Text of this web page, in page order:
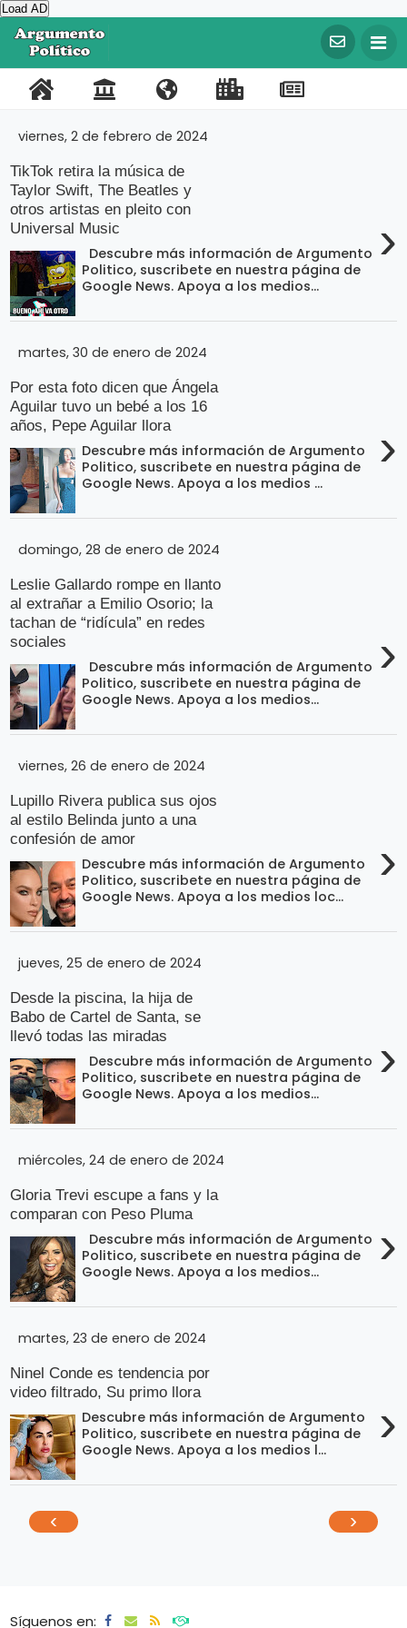
Load AD
t
a
l
t
a
c
t
o
t
r
o
k
s
I
m
o
a
n
t
e
s
Términos
Política y
Privacidad
s
t
r
t
e
b
o
o
t
t
e
r
g
h
t
2
0
2
0
A
r
g
u
m
o
P
o
l
t
i
c
o
viernes, 2 de febrero de 2024
TikTok retira la música de
Taylor Swift, The Beatles y
otros artistas en pleito con
Universal Music
›
Descubre más información de Argumento
Politico, suscribete en nuestra página de
Google News. Apoya a los medios...
martes, 30 de enero de 2024
Por esta foto dicen que Ángela
Aguilar tuvo un bebé a los 16
años, Pepe Aguilar llora
›
Descubre más información de Argumento
Politico, suscribete en nuestra página de
Google News. Apoya a los medios ...
domingo, 28 de enero de 2024
Leslie Gallardo rompe en llanto
al extrañar a Emilio Osorio; la
tachan de “ridícula” en redes
sociales
›
Descubre más información de Argumento
Politico, suscribete en nuestra página de
Google News. Apoya a los medios...
viernes, 26 de enero de 2024
Lupillo Rivera publica sus ojos
al estilo Belinda junto a una
confesión de amor
›
Descubre más información de Argumento
Politico, suscribete en nuestra página de
Google News. Apoya a los medios loc...
jueves, 25 de enero de 2024
Desde la piscina, la hija de
Babo de Cartel de Santa, se
llevó todas las miradas
›
Descubre más información de Argumento
Politico, suscribete en nuestra página de
Google News. Apoya a los medios...
miércoles, 24 de enero de 2024
Gloria Trevi escupe a fans y la
comparan con Peso Pluma
›
Descubre más información de Argumento
Politico, suscribete en nuestra página de
Google News. Apoya a los medios...
martes, 23 de enero de 2024
Ninel Conde es tendencia por
video filtrado, Su primo llora
›
Descubre más información de Argumento
Politico, suscribete en nuestra página de
Google News. Apoya a los medios l...
‹ ›
Síguenos en: